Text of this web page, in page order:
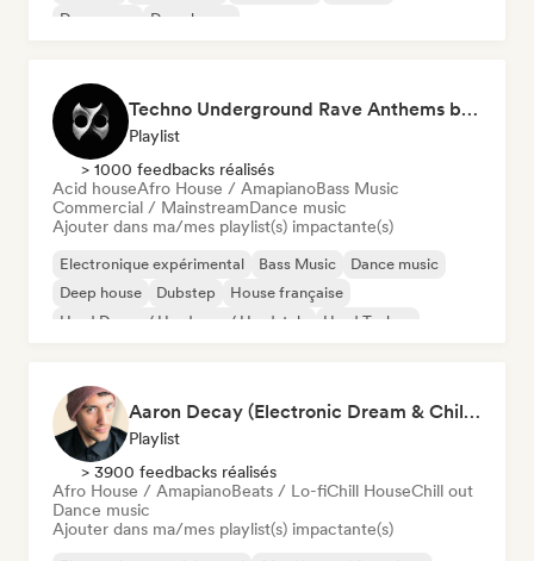
Dance pop
Deep house
Techno Underground Rave Anthems by Orphium
Playlist
> 1000 feedbacks réalisés
Acid houseAfro House / AmapianoBass Music
Commercial / MainstreamDance music
Ajouter dans ma/mes playlist(s) impactante(s)
Electronique expérimental Bass Music
Dance music
Deep house
Dubstep
House française
Hard Dance / Hardcore / Hardstyle
Hard Techno
Aaron Decay (Electronic Dream & Chill Electronic Dream playlists)
Playlist
> 3900 feedbacks réalisés
Afro House / AmapianoBeats / Lo-fiChill HouseChill out
Dance music
Ajouter dans ma/mes playlist(s) impactante(s)